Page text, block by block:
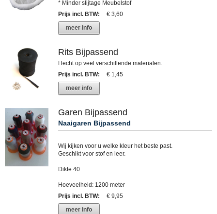
* Minder slijtage Meubelstof
Prijs incl. BTW:
€ 3,60
meer info
Rits Bijpassend
Hecht op veel verschillende materialen.
Prijs incl. BTW:
€ 1,45
meer info
Garen Bijpassend
Naaigaren Bijpassend
Wij kijken voor u welke kleur het beste past.
Geschikt voor stof en leer.
Dikte 40
Hoeveelheid: 1200 meter
Prijs incl. BTW:
€ 9,95
meer info